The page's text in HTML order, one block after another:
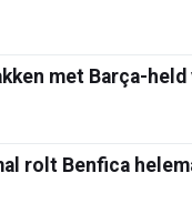
met Barça-held
rolt Benfica